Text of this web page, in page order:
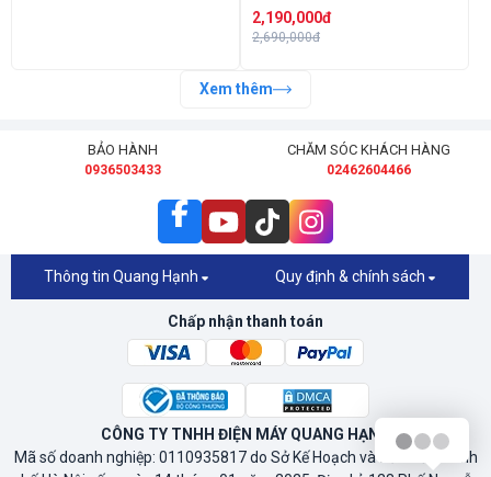
2,190,000đ
2,690,000đ
Xem thêm
BẢO HÀNH
0936503433
CHĂM SÓC KHÁCH HÀNG
02462604466
Thông tin Quang Hạnh Quy định & chính sách
Chấp nhận thanh toán
CÔNG TY TNHH ĐIỆN MÁY QUANG HẠNH
Mã số doanh nghiệp: 0110935817 do Sở Kế Hoạch và Đầu Tư Thành